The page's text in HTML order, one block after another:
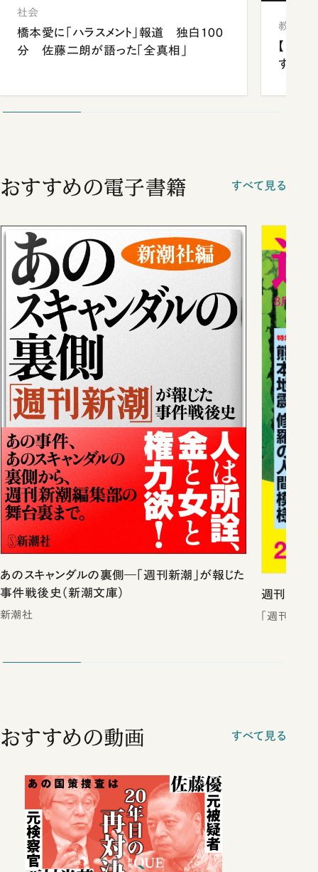
社会
橋本愛に「ハラスメント」報道 独白100
分 佐藤二朗が語った「全真相」
教育
【中国
する“
おすすめの電子書籍 すべて見る
あのスキャンダルの裏側―「週刊新潮」が報じた
事件戦後史（新潮文庫）
新潮社
週刊新潮
「週刊新潮
おすすめの動画 すべて見る